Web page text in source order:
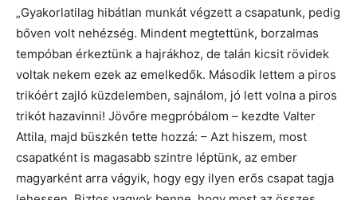
„Gyakorlatilag hibátlan munkát végzett a csapatunk, pedig
bőven volt nehézség. Mindent megtettünk, borzalmas
tempóban érkeztünk a hajrákhoz, de talán kicsit rövidek
voltak nekem ezek az emelkedők. Második lettem a piros
trikóért zajló küzdelemben, sajnálom, jó lett volna a piros
trikót hazavinni! Jövőre megpróbálom – kezdte Valter
Attila, majd büszkén tette hozzá: – Azt hiszem, most
csapatként is magasabb szintre léptünk, az ember
magyarként arra vágyik, hogy egy ilyen erős csapat tagja